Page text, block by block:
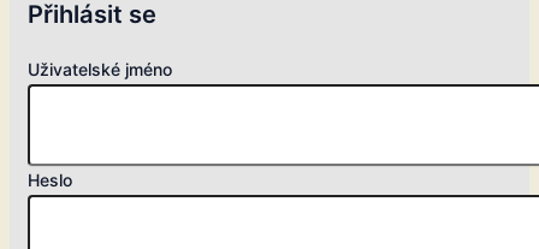
Přihlásit se
Uživatelské jméno
Heslo